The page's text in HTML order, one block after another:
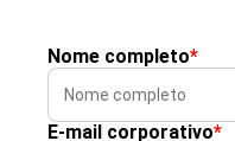
Nome completo*
E-mail corporativo*